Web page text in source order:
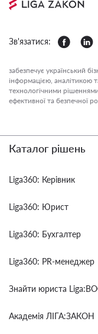
Зв'язатися:
забезпечує український
інформацією, аналітикою
технологічними
ефективної та безпечної
Каталог рішень
Liga360: Керівник
Liga360: Юрист
Liga360: Бухгалтер
Liga360: PR-менеджер
Знайти юриста
Академія ЛІГА:ЗАКОН